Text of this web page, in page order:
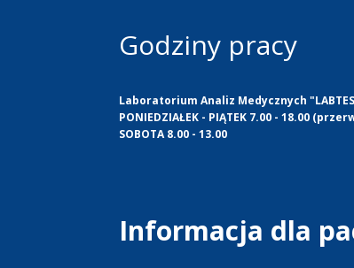
Godziny pracy
Laboratorium Analiz Medycznych
PONIEDZIAŁEK - PIĄTEK 7.00 - 18.00
SOBOTA 8.00 - 13.00
Informacja dla